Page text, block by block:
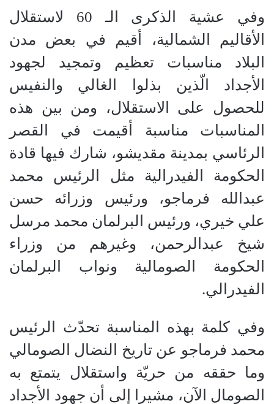
وفي عشية الذكرى الـ 60 لاستقلال
الأقاليم الشمالية، أقيم في بعض مدن
البلاد مناسبات تعظيم وتمجيد لجهود
الأجداد الّذين بذلوا الغالي والنفيس
للحصول على الاستقلال، ومن بين هذه
المناسبات مناسبة أقيمت في القصر
الرئاسي بمدينة مقديشو، شارك فيها قادة
الحكومة الفيدرالية مثل الرئيس محمد
عبدالله فرماجو، ورئيس وزرائه حسن
علي خيري، ورئيس البرلمان محمد مرسل
شيخ عبدالرحمن، وغيرهم من وزراء
الحكومة الصومالية ونواب البرلمان
الفيدرالي.
وفي كلمة بهذه المناسبة تحدّث الرئيس
محمد فرماجو عن تاريخ النضال الصومالي
وما حققه من حريّة واستقلال يتمتع به
الصومال الآن، مشيرا إلى أن جهود الأجداد